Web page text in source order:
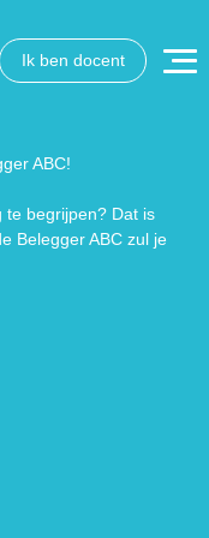
Ik ben docent
ABC!
te begrijpen? Dat is
Belegger ABC zul je
handje.